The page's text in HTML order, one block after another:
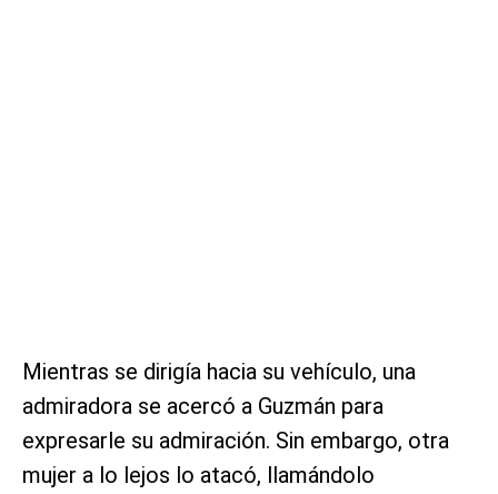
Mientras se dirigía hacia su vehículo, una
admiradora se acercó a Guzmán para
expresarle su admiración. Sin embargo, otra
mujer a lo lejos lo atacó, llamándolo